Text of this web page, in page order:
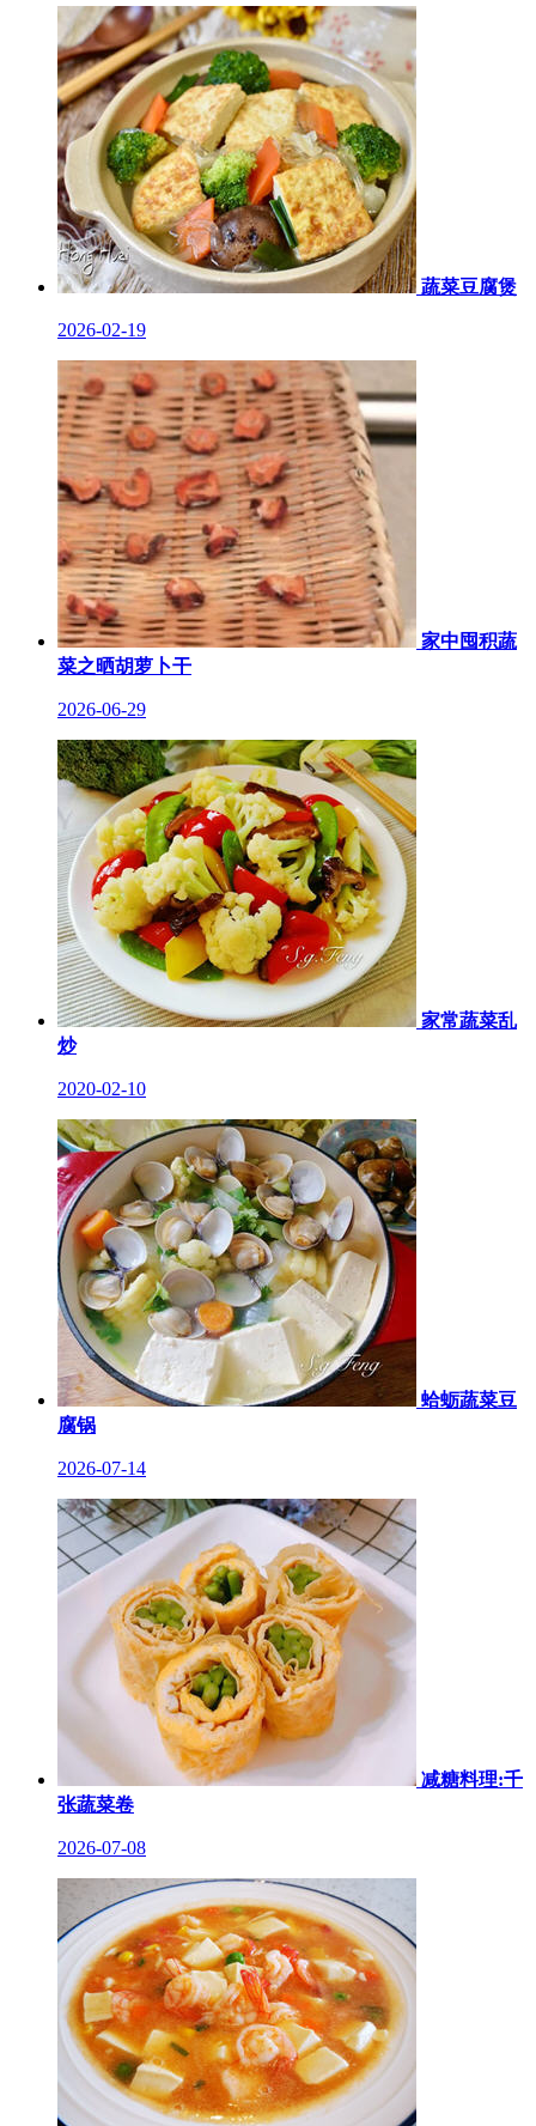
蔬菜豆腐煲
2026-02-19
家中囤积蔬
菜之晒胡萝卜干
2026-06-29
家常蔬菜乱
炒
2020-02-10
蛤蛎蔬菜豆
腐锅
2026-07-14
减糖料理:千
张蔬菜卷
2026-07-08